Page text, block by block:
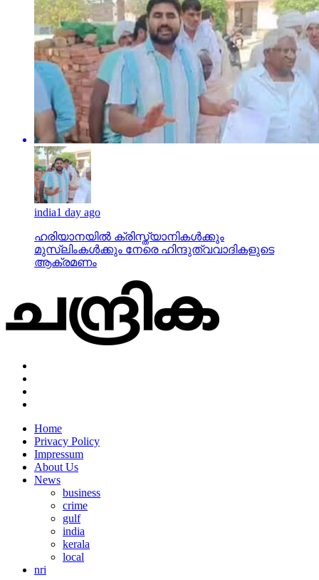
india1 day ago
ഹരിയാനയില്‍ ക്രിസ്ത്യാനികള്‍ക്കും
മുസ്‌ലിംകള്‍ക്കും നേരെ ഹിന്ദുത്വവാദികളുടെ
ആക്രമണം
Home
Privacy Policy
Impressum
About Us
News
business
crime
gulf
india
kerala
local
nri